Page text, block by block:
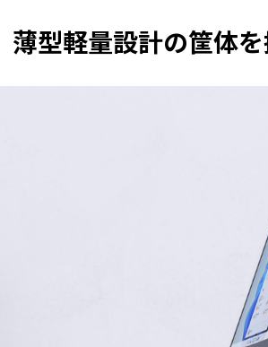
薄型軽量設計の筐体